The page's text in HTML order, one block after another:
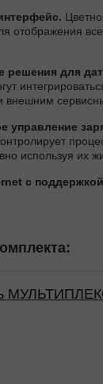
отображения
решения для
внешним
управление
используя их
с